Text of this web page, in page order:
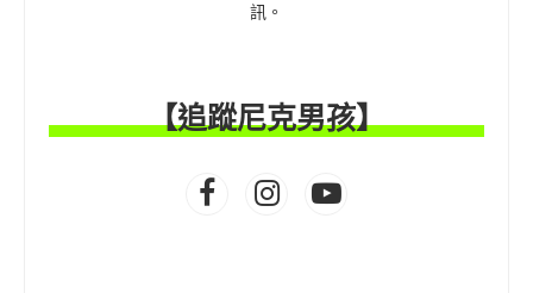
訊。
【追蹤尼克男孩】